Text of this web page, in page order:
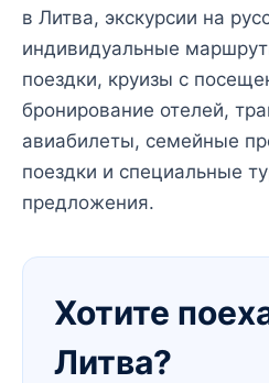
в Литва, экскурсии на
индивидуальные
поездки, круизы с
бронирование отелей,
авиабилеты, семейные
поездки и специальные
предложения.
Хотите
Литва?